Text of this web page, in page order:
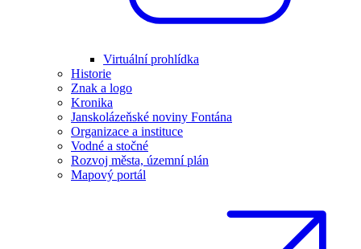
Virtuální prohlídka
Historie
Znak a logo
Kronika
Janskolázeňské noviny Fontána
Organizace a instituce
Vodné a stočné
Rozvoj města, územní plán
Mapový portál